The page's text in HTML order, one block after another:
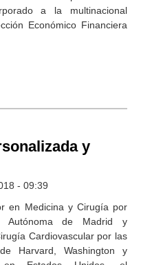
a la multinacional
Económico Financiera
y
- 09:39
en Medicina y Cirugía por
Autónoma de Madrid y
Cardiovascular por las
Harvard, Washington y